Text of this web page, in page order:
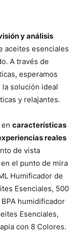
y análisis
aceites esenciales
A través de
esperamos
solución ideal
y relajantes.
características
reales
de vista
el punto de mira
Humificador de
Esenciales, 500
humidificador
Esenciales,
con 8 Colores.